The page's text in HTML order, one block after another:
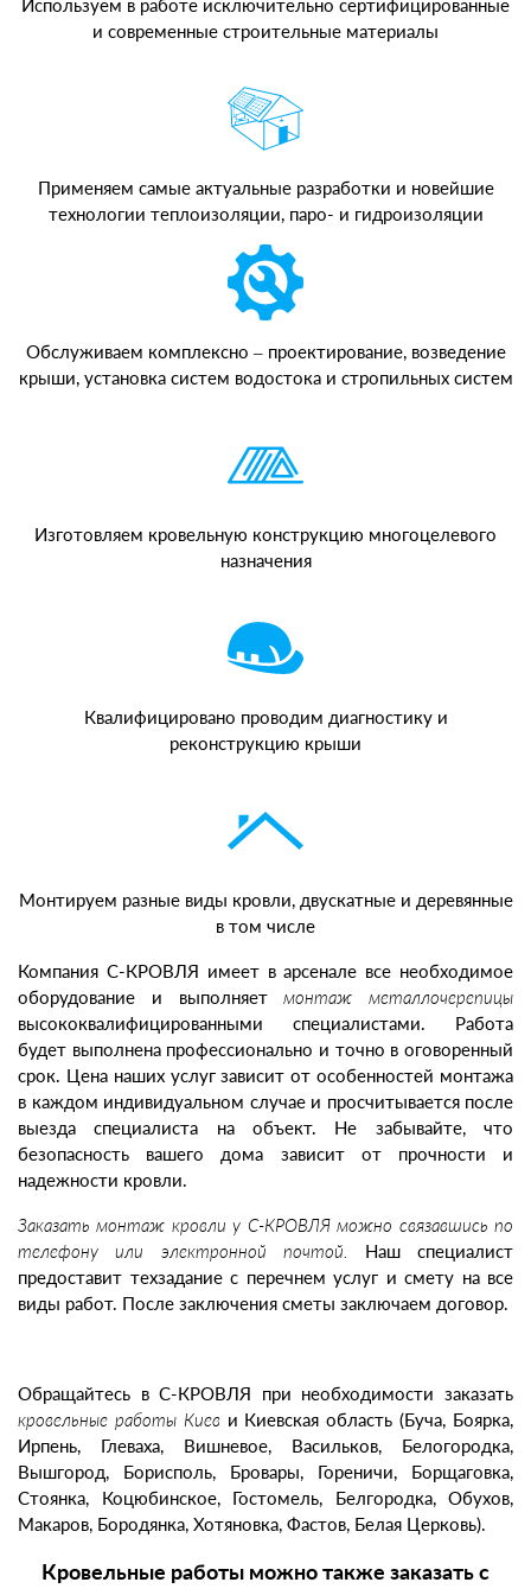
Используем в работе исключительно сертифицированные
и современные строительные материалы
Применяем самые актуальные разработки и новейшие
технологии теплоизоляции, паро- и гидроизоляции
Обслуживаем комплексно – проектирование, возведение
крыши, установка систем водостока и стропильных систем
Изготовляем кровельную конструкцию многоцелевого
назначения
Квалифицировано проводим диагностику и
реконструкцию крыши
Монтируем разные виды кровли, двускатные и деревянные
в том числе
Компания С-КРОВЛЯ имеет в арсенале все необходимое
оборудование и выполняетмонтаж металлочерепицы
высококвалифицированными специалистами. Работа
будет выполнена профессионально и точно в оговоренный
срок. Цена наших услуг зависит от особенностей монтажа
в каждом индивидуальном случае и просчитывается после
выезда специалиста на объект. Не забывайте, что
безопасность вашего дома зависит от прочности и
надежности кровли.
Заказать монтаж кровли у С-КРОВЛЯ можно связавшись по
телефону или электронной почтой.
Наш специалист
предоставит техзадание с перечнем услуг и смету на все
виды работ. После заключения сметы заключаем договор.
Обращайтесь в С-КРОВЛЯ при необходимости заказать
кровельные работы Киеви Киевская область (Буча, Боярка,
Ирпень, Глеваха, Вишневое, Васильков, Белогородка,
Вышгород, Борисполь, Бровары, Гореничи, Борщаговка,
Стоянка, Коцюбинское, Гостомель, Белгородка, Обухов,
Макаров, Бородянка, Хотяновка, Фастов, Белая Церковь).
Кровельные работы можно также заказать с